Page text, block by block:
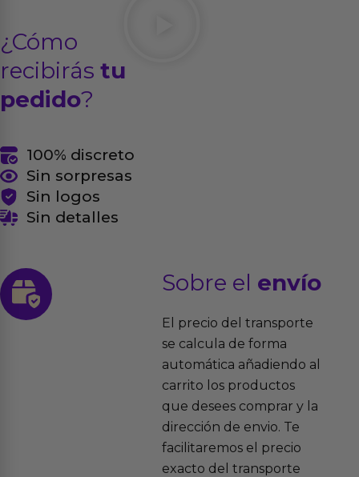
¿Cómo
recibirás tu
pedido?
100% discreto
Sin sorpresas
Sin logos
Sin detalles
Sobre el envío
El precio del transporte
se calcula de forma
automática añadiendo al
carrito los productos
que desees comprar y la
dirección de envio. Te
facilitaremos el precio
exacto del transporte